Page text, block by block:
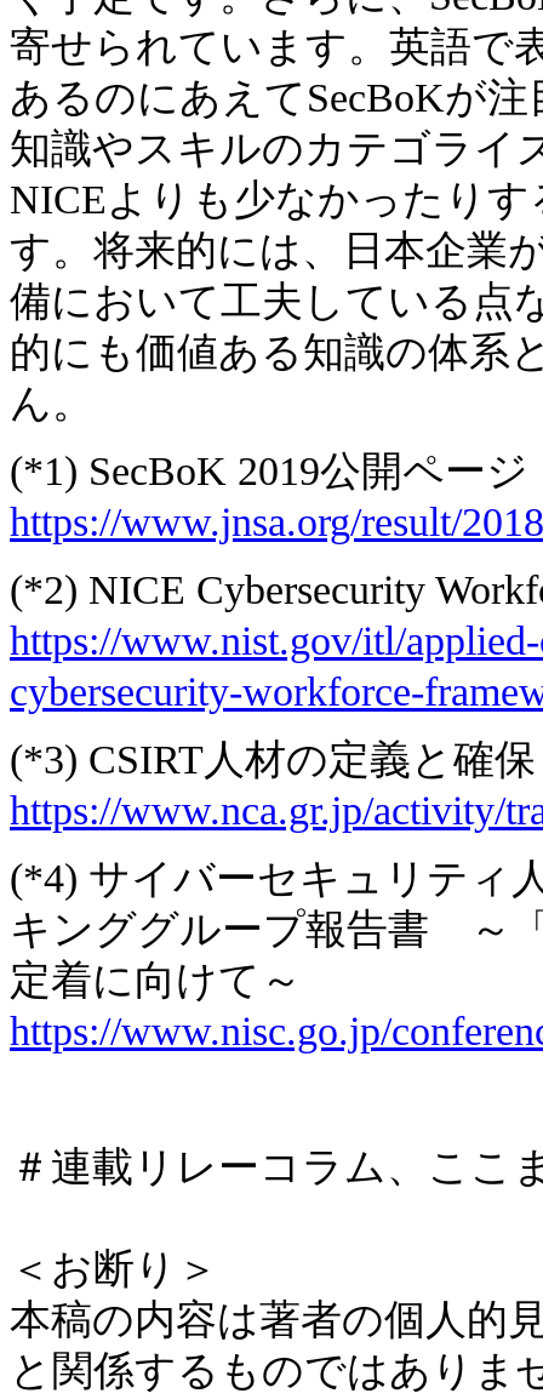
寄せられています。英語で
あるのにあえてSecBoKが
知識やスキルのカテゴライ
NICEよりも少なかったり
す。将来的には、日本企業
備において工夫している点
的にも価値ある知識の体系
ん。
(*1) SecBoK 2019公開ページ
https://www.jnsa.org/result/
(*2) NICE Cybersecurity
https://www.nist.gov/itl/
cybersecurity-workforce-
(*3) CSIRT人材の定義と確保
https://www.nca.gr.jp/activity/
(*4) サイバーセキュリティ
キンググループ報告書 ～
定着に向けて～
https://www.nisc.go.jp/
＃連載リレーコラム、ここ
＜お断り＞
本稿の内容は著者の個人的
と関係するものではありま